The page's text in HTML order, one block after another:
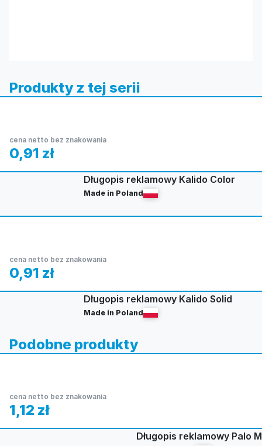
Produkty z tej serii
cena netto bez znakowania
0,91 zł
Długopis reklamowy Kalido Color
Made in Poland
cena netto bez znakowania
0,91 zł
Długopis reklamowy Kalido Solid
Made in Poland
Podobne produkty
cena netto bez znakowania
1,12 zł
Długopis reklamowy Palo